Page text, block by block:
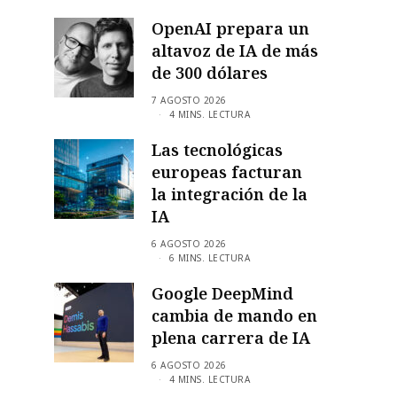
OpenAI prepara un
altavoz de IA de más
de 300 dólares
7 AGOSTO 2026
4 MINS. LECTURA
Las tecnológicas
europeas facturan
la integración de la
IA
6 AGOSTO 2026
6 MINS. LECTURA
Google DeepMind
cambia de mando en
plena carrera de IA
6 AGOSTO 2026
4 MINS. LECTURA